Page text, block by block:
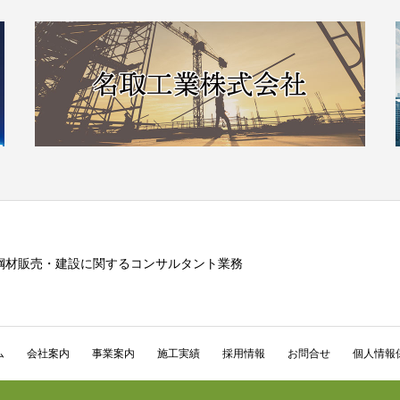
材販売・建設に関するコンサルタント業務
会社案内 事業案内 施工実績 採用情報 お問合せ 個人情報